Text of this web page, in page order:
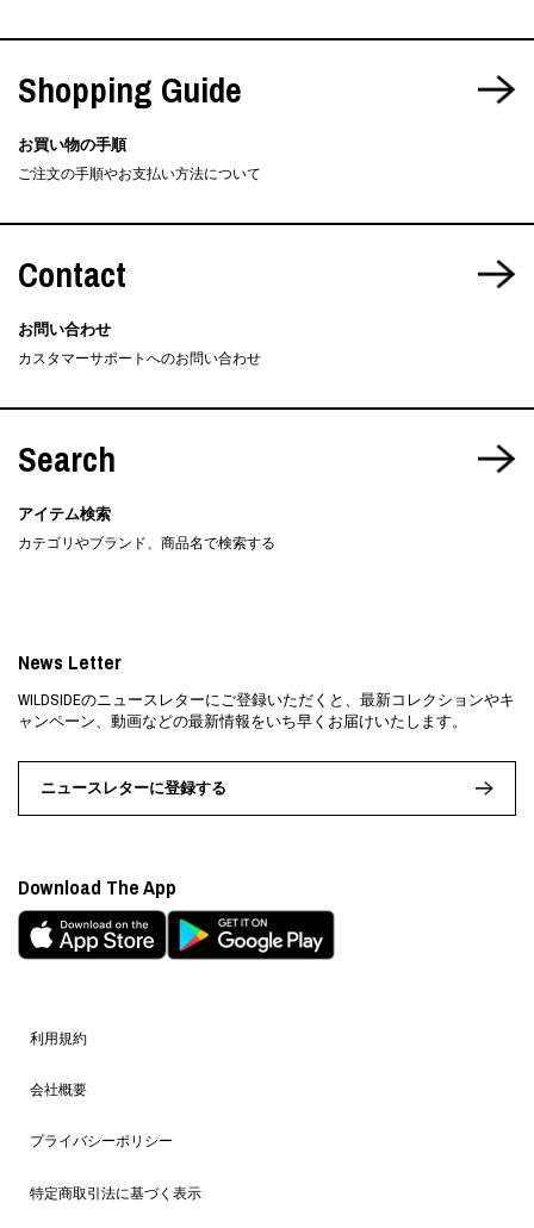
Shopping Guide
お買い物の手順
ご注文の手順やお支払い方法について
Contact
お問い合わせ
カスタマーサポートへのお問い合わせ
Search
アイテム検索
カテゴリやブランド、商品名で検索する
利用規約
会社概要
プライバシーポリシー
特定商取引法に基づく表示
News Letter
WILDSIDEのニュースレターにご登録いただくと、最新コレクションやキ
ャンペーン、動画などの最新情報をいち早くお届けいたします。
ニュースレターに登録する
Download The App